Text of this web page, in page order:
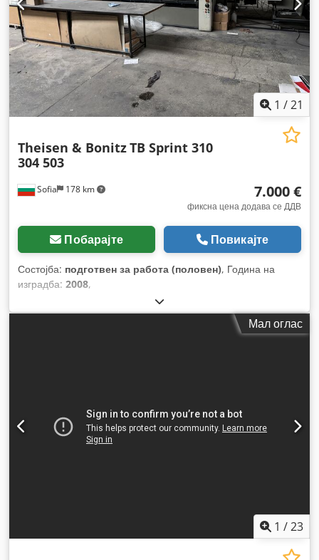
1 /21
Sofia 178 km
Theisen & BonitzTB Sprint 310
304 503
7.000 €
фиксна цена додава се ДДВ
Побарајте Повикајте
Состојба: подготвен за работа (половен), Година на
изградба: 2008,
Мал оглас
1 /23